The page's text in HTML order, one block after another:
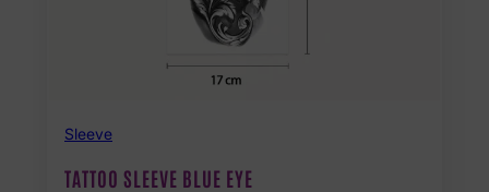
Sleeve
TATTOO SLEEVE BLUE EYE